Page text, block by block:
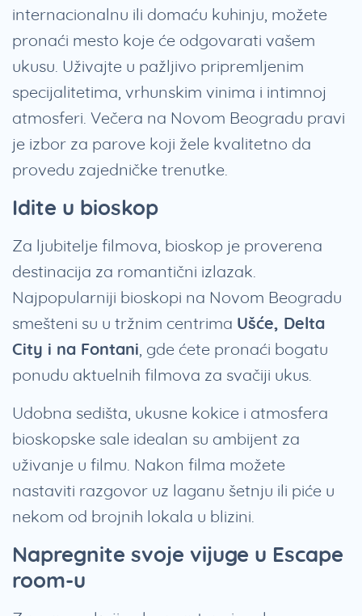
internacionalnu ili domaću kuhinju, možete
pronaći mesto koje će odgovarati vašem
ukusu. Uživajte u pažljivo pripremljenim
specijalitetima, vrhunskim vinima i intimnoj
atmosferi. Večera na Novom Beogradu pravi
je izbor za parove koji žele kvalitetno da
provedu zajedničke trenutke.
Idite u bioskop
Za ljubitelje filmova, bioskop je proverena
destinacija za romantični izlazak.
Najpopularniji bioskopi na Novom Beogradu
smešteni su u tržnim centrima Ušće, Delta
City i na Fontani , gde ćete pronaći bogatu
ponudu aktuelnih filmova za svačiji ukus.
Udobna sedišta, ukusne kokice i atmosfera
bioskopske sale idealan su ambijent za
uživanje u filmu. Nakon filma možete
nastaviti razgovor uz laganu šetnju ili piće u
nekom od brojnih lokala u blizini.
Napregnite svoje vijuge u Escape
room-u